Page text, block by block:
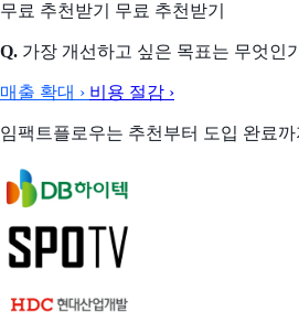
무료 추천받기
무료 추천받기
Q. 가장 개선하고 싶은 목표는 무엇인
매출 확대 › 비용 절감 ›
임팩트플로우는 추천부터 도입 완료까